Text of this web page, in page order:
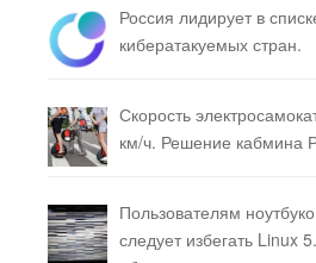
Россия лидирует в
кибератакуемых стран.
Скорость
км/ч. Решение кабмина
Пользователям
следует избегать Linux